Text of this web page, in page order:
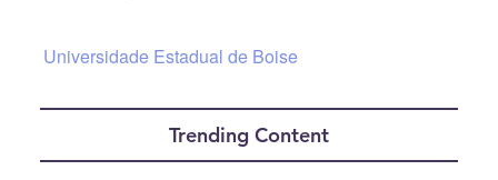
Universidade Estadual de Boise
Trending Content